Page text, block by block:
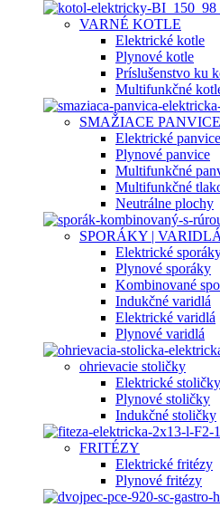
VARNÉ KOTLE
Elektrické kotle
Plynové kotle
Príslušenstvo ku
Multifunkčné
SMAŽIACE PANVICE
Elektrické panvice
Plynové panvice
Multifunkčné
Multifunkčné
Neutrálne plochy
SPORÁKY | VARIDLÁ
Elektrické
Plynové sporáky
Kombinované
Indukčné varidlá
Elektrické varidlá
Plynové varidlá
ohrievacie stoličky
Elektrické stoličky
Plynové stoličky
Indukčné stoličky
FRITÉZY
Elektrické fritézy
Plynové fritézy